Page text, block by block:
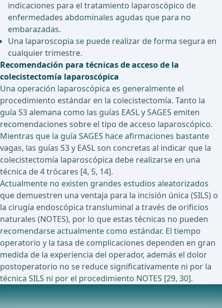
indicaciones para el tratamiento laparoscópico de
enfermedades abdominales agudas que para no
embarazadas.
Una laparoscopia se puede realizar de forma segura en
cualquier trimestre.
Recomendación para técnicas de acceso de la
colecistectomía laparoscópica
Una operación laparoscópica es generalmente el
procedimiento estándar en la colecistectomía. Tanto la
guía S3 alemana como las guías EASL y SAGES emiten
recomendaciones sobre el tipo de acceso laparoscópico.
Mientras que la guía SAGES hace afirmaciones bastante
vagas, las guías S3 y EASL son concretas al indicar que la
colecistectomía laparoscópica debe realizarse en una
técnica de 4 trócares [4, 5, 14].
Actualmente no existen grandes estudios aleatorizados
que demuestren una ventaja para la incisión única (SILS) o
la cirugía endoscópica transluminal a través de orificios
naturales (NOTES), por lo que estas técnicas no pueden
recomendarse actualmente como estándar. El tiempo
operatorio y la tasa de complicaciones dependen en gran
medida de la experiencia del operador, además el dolor
postoperatorio no se reduce significativamente ni por la
técnica SILS ni por el procedimiento NOTES [29, 30].
Estudios en curso sobre este tema